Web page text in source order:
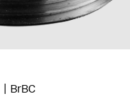
BrBC